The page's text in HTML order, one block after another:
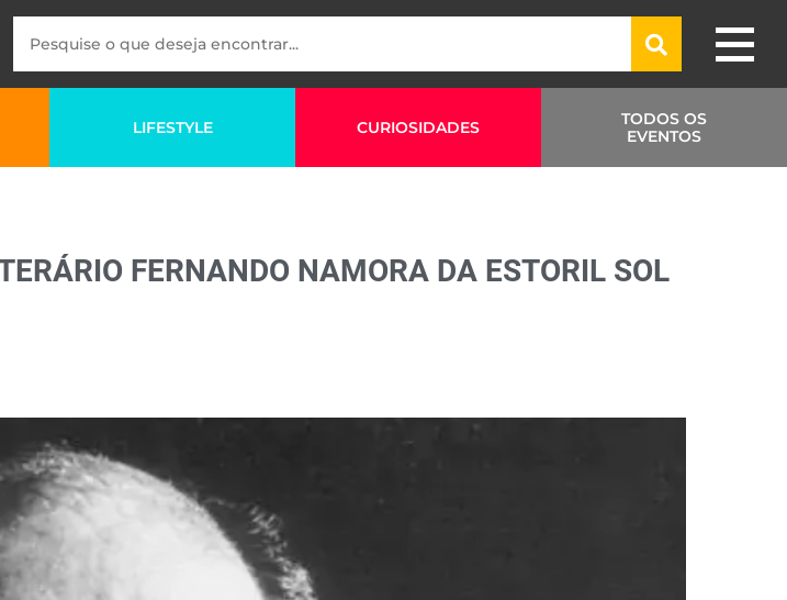
LIFESTYLE CURIOSIDADES
TODOS OS
EVENTOS
FERNANDO NAMORA DA ESTORIL SOL